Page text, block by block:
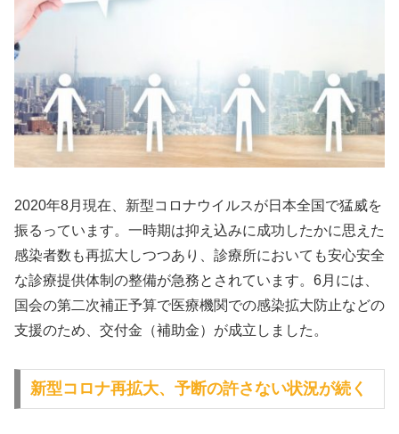
2020年8月現在、新型コロナウイルスが日本全国で猛威を
振るっています。一時期は抑え込みに成功したかに思えた
感染者数も再拡大しつつあり、診療所においても安心安全
な診療提供体制の整備が急務とされています。6月には、
国会の第二次補正予算で医療機関での感染拡大防止などの
支援のため、交付金（補助金）が成立しました。
新型コロナ再拡大、予断の許さない状況が続く